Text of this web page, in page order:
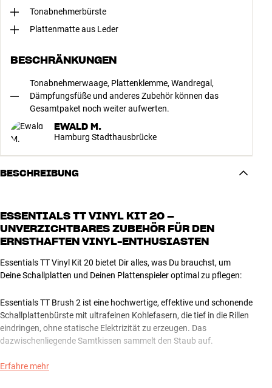
Tonabnehmerbürste
Plattenmatte aus Leder
BESCHRÄNKUNGEN
Tonabnehmerwaage, Plattenklemme, Wandregal,
Dämpfungsfüße und anderes Zubehör können das
Gesamtpaket noch weiter aufwerten.
EWALD M.
Hamburg Stadthausbrücke
BESCHREIBUNG
ESSENTIALS TT VINYL KIT 20 –
UNVERZICHTBARES ZUBEHÖR FÜR DEN
ERNSTHAFTEN VINYL-ENTHUSIASTEN
Essentials TT Vinyl Kit 20 bietet Dir alles, was Du brauchst, um
Deine Schallplatten und Deinen Plattenspieler optimal zu pflegen:
Essentials TT Brush 2 ist eine hochwertige, effektive und schonende
Schallplattenbürste mit ultrafeinen Kohlefasern, die tief in die Rillen
eindringen, ohne statische Elektrizität zu erzeugen. Das
dazwischenliegende Samtkissen sammelt den Staub auf.
Essentials TT Brush Stylus 1 ist eine praktische kleine
Erfahre mehr